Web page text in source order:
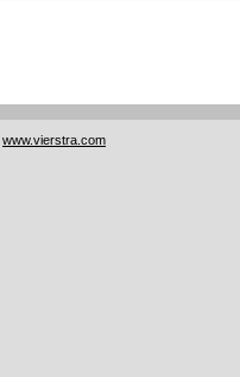
www.vierstra.com